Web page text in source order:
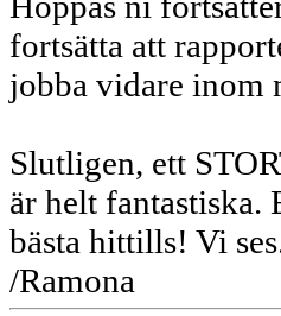
fortsätta att
jobba vidare inom
Slutligen, ett
är helt fantastiska.
bästa hittills! Vi
/Ramona